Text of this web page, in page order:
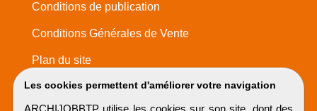
Les cookies permettent d'améliorer votre navigation
ARCHIJOBBTP utilise les cookies sur son site, dont des
Conditions de publication
Conditions Générales de Vente
Plan du site